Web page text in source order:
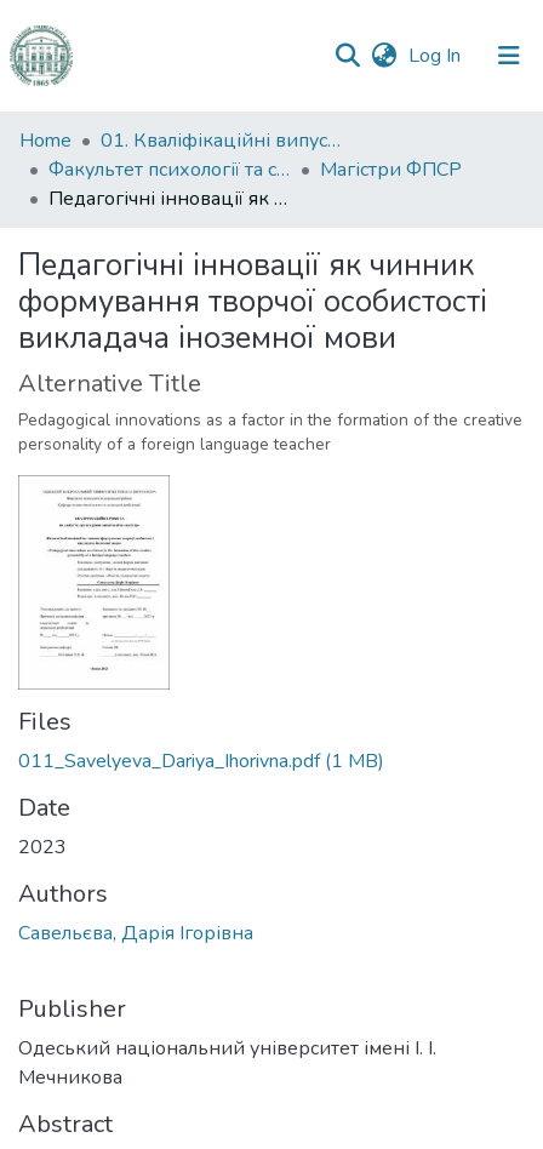
Log In (current)
Communities
&
Collections
Statistics
Home
01. Кваліфікаційні випускні роботи здобувачів вищої освіти
Факультет психології та соціальної роботи
Магістри ФПСР
Педагогічні інновації як чинник формування творчої особистості викладача іноземної мови
Педагогічні інновації як чинник
формування творчої особистості
викладача іноземної мови
Alternative Title
Pedagogical innovations as a factor in the formation of the creative
personality of a foreign language teacher
Files
011_Savelyeva_Dariya_Ihorivna.pdf(1 MB)
Date
2023
Authors
Савельєва, Дарія Ігорівна
Publisher
Одеський національний університет імені І. І.
Мечникова
Abstract